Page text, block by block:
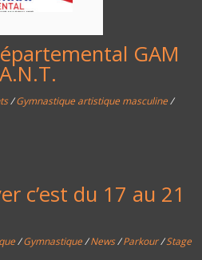
GAM
/Gymnastique artistique masculine/
c’est du 17 au 21
/Gymnastique/News/Parkour/Stage